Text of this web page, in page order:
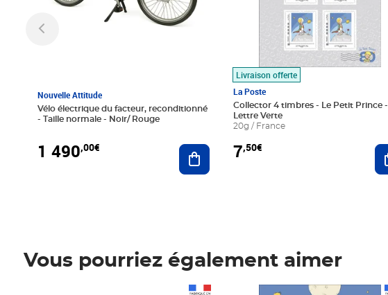
Nouvelle Attitude
Vélo électrique du facteur, reconditionné
- Taille normale - Noir/ Rouge
1 490,00€ Ajouter au panier
Livraison offerte
La Poste
Collector 4 timbres - Le Petit Prince -
Lettre Verte
20g / France
7,50€
Vous pourriez également aimer